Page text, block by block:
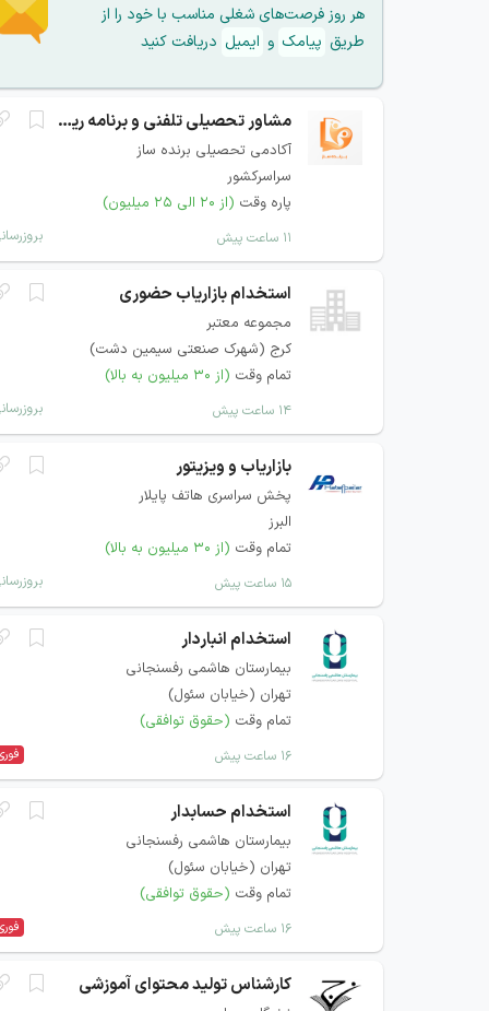
هر روز فرصت‌های شغلی مناسب با خود را از
طریق پیامک و ایمیل دریافت کنید
مشاور تحصیلی تلفنی و برنامه ریزی
آکادمی تحصیلی برنده ساز
سراسرکشور
پاره وقت (از ۲۰ الی ۲۵ میلیون)
۱۱ ساعت پیش
استخدام بازاریاب حضوری
مجموعه معتبر
کرج (شهرک صنعتی سیمین دشت)
تمام وقت (از ۳۰ میلیون به بالا)
۱۴ ساعت پیش
بازاریاب و ویزیتور
پخش سراسری هاتف پایلار
البرز
تمام وقت (از ۳۰ میلیون به بالا)
۱۵ ساعت پیش
استخدام انباردار
بیمارستان هاشمی رفسنجانی
تهران (خیابان سئول)
تمام وقت (حقوق توافقی)
۱۶ ساعت پیش
استخدام حسابدار
بیمارستان هاشمی رفسنجانی
تهران (خیابان سئول)
تمام وقت (حقوق توافقی)
۱۶ ساعت پیش
کارشناس تولید محتوای آموزشی